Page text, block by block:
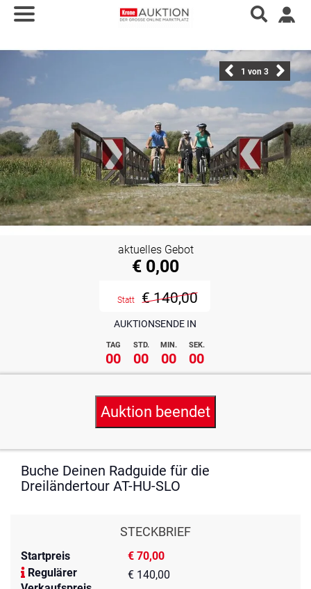
1 von 3
AUKTIONSENDE IN
TAG STD. MIN. SEK.
00 00 00 00
aktuelles Gebot
€ 0,00
Statt € 140,00
Auktion beendet
Buche Deinen Radguide für die
Dreiländertour AT-HU-SLO
STECKBRIEF
Startpreis
€ 70,00
Regulärer
€ 140,00